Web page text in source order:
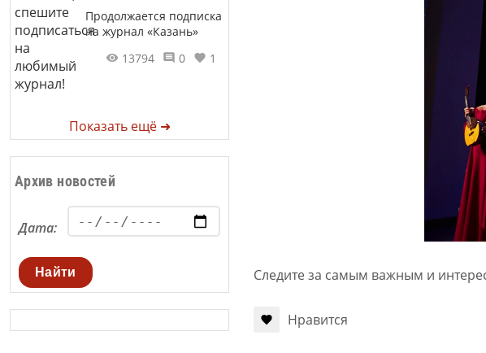
Продолжается подписка
на журнал «Казань»
13794
0 1
Показать ещё ➜
Архив новостей
Дата:
Найти Следите за самым важным и
Нравится